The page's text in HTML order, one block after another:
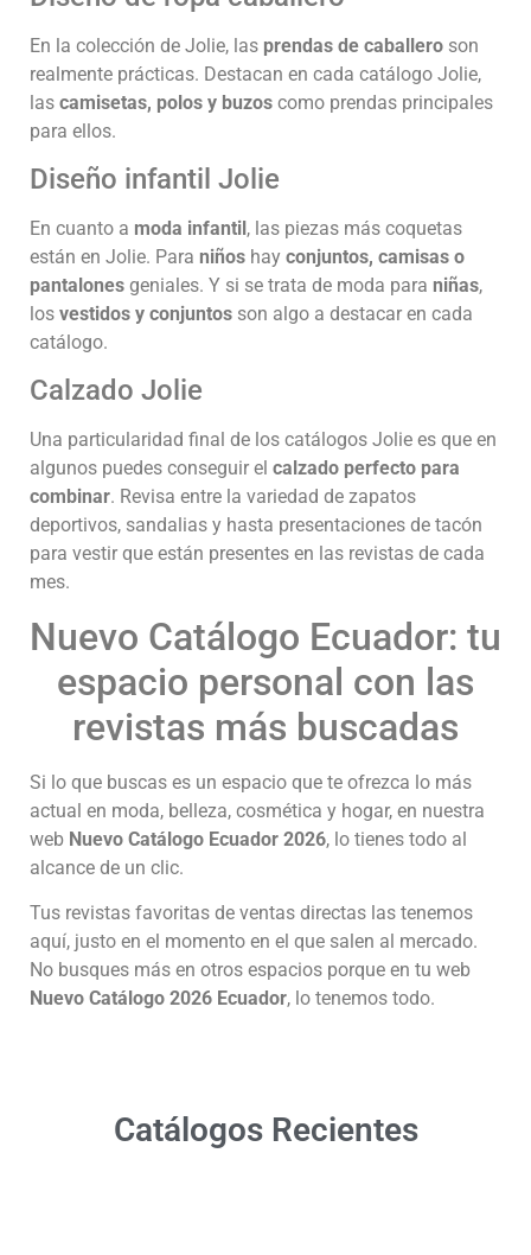
En la colección de Jolie, las prendas de caballero son
realmente prácticas. Destacan en cada catálogo Jolie,
las camisetas, polos y buzos como prendas principales
para ellos.
Diseño infantil Jolie
En cuanto a moda infantil, las piezas más coquetas
están en Jolie. Para niños hay conjuntos, camisas o
pantalones geniales. Y si se trata de moda para niñas,
los vestidos y conjuntos son algo a destacar en cada
catálogo.
Calzado Jolie
Una particularidad final de los catálogos Jolie es que en
algunos puedes conseguir el calzado perfecto para
combinar. Revisa entre la variedad de zapatos
deportivos, sandalias y hasta presentaciones de tacón
para vestir que están presentes en las revistas de cada
mes.
Nuevo Catálogo Ecuador: tu
espacio personal con las
revistas más buscadas
Si lo que buscas es un espacio que te ofrezca lo más
actual en moda, belleza, cosmética y hogar, en nuestra
web Nuevo Catálogo Ecuador 2026, lo tienes todo al
alcance de un clic.
Tus revistas favoritas de ventas directas las tenemos
aquí, justo en el momento en el que salen al mercado.
No busques más en otros espacios porque en tu web
Nuevo Catálogo 2026 Ecuador, lo tenemos todo.
Catálogos Recientes